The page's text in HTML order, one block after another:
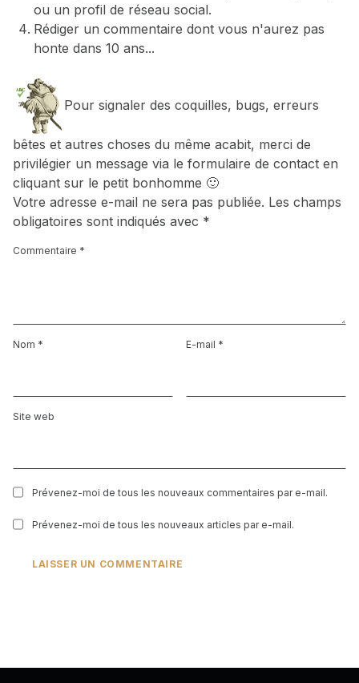
ou un profil de réseau social.
Rédiger un commentaire dont vous n'aurez pas
honte dans 10 ans...
Pour signaler des coquilles, bugs, erreurs
bêtes et autres choses du même acabit, merci de
privilégier un message via le formulaire de contact en
cliquant sur le petit bonhomme 🙂
Votre adresse e-mail ne sera pas publiée. Les champs
obligatoires sont indiqués avec *
Commentaire *
Nom * E-mail *
Site web
Prévenez-moi de tous les nouveaux commentaires par e-mail.
Prévenez-moi de tous les nouveaux articles par e-mail.